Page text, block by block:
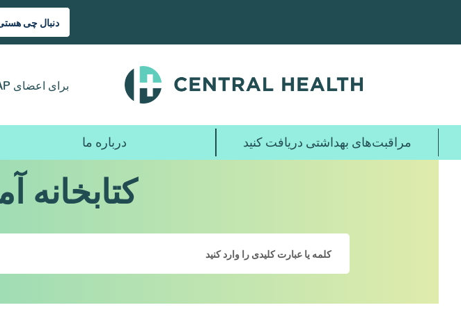
محتوای
برای اعضای MAP
مراقبت‌های بهداشتی دریافت کنید درباره ما
کتابخانه